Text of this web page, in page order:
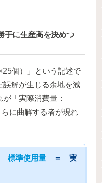
手に生産高を決めつ
個）」という記述で
誤解が生じる余地を減
「実際消費量：
に曲解する者が現れ
÷標準使用量 ＝ 実